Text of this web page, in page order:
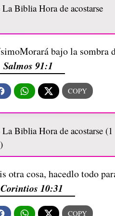
bajo la sombra
Salmos 91:1
otra cosa, hacedlo todo
10:31